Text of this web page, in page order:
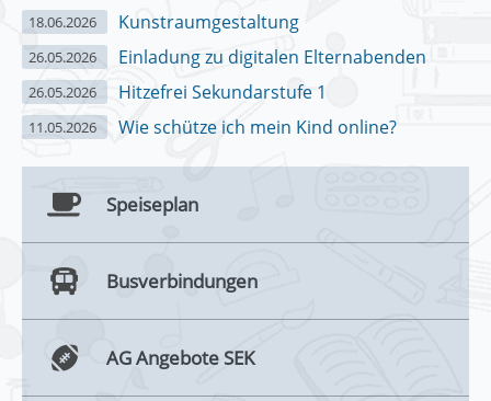
Kunstraumgestaltung
18.06.2026
Einladung zu digitalen Elternabenden
26.05.2026
Hitzefrei Sekundarstufe 1
26.05.2026
Wie schütze ich mein Kind online?
11.05.2026
Speiseplan
Busverbindungen
AG Angebote SEK